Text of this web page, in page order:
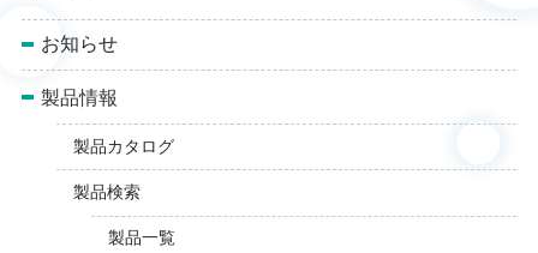
お知らせ
製品情報
製品カタログ
製品検索
製品一覧